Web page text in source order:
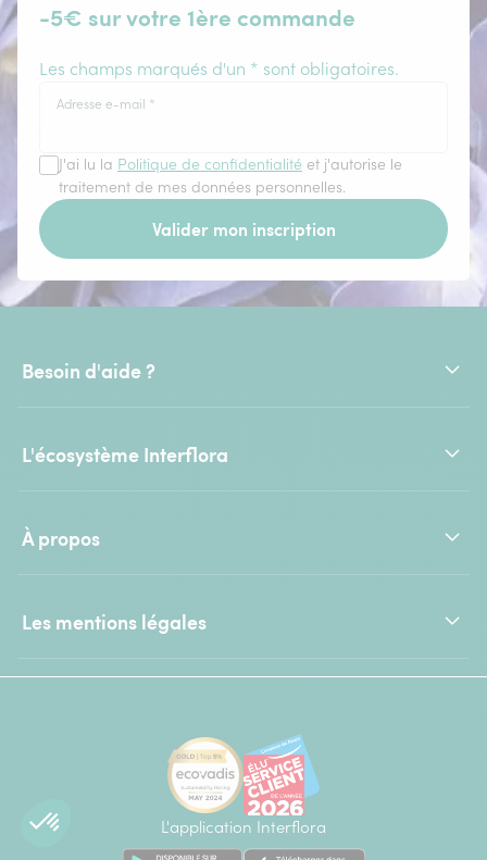
-5€ sur votre 1ère commande
Les champs marqués d'un * sont obligatoires.
Adresse e-mail *
J'ai lu la Politique de confidentialité et j'autorise le
traitement de mes données personnelles.
Valider mon inscription
Besoin d'aide ?
L'écosystème Interflora
À propos
Les mentions légales
L'application Interflora